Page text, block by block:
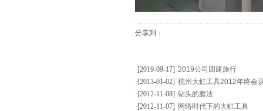
分享到：
·[2019-09-17] 2019公司团建旅行
·[2013-01-02] 杭州大虹工具2012年终会
·[2012-11-08] 钻头的磨法
·[2012-11-07]
网络时代下的大虹工具